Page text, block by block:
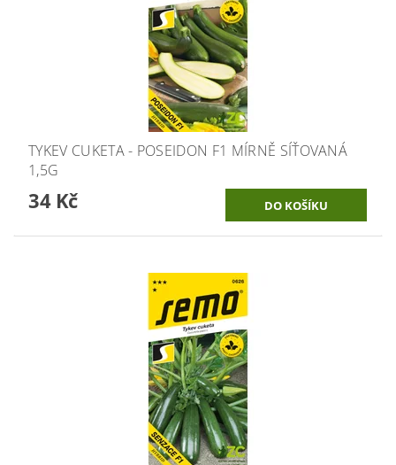
TYKEV CUKETA - POSEIDON F1 MÍRNĚ SÍŤOVANÁ
1,5G
34 Kč